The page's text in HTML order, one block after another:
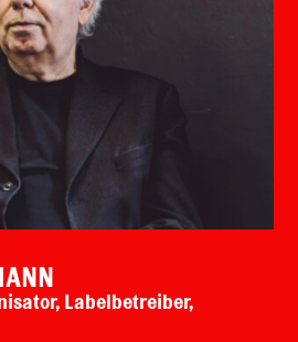
Labelbetreiber,